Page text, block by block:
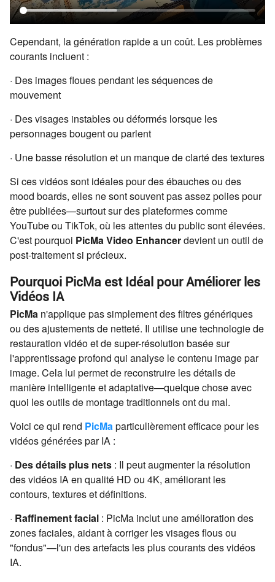
Cependant, la génération rapide a un coût. Les problèmes
courants incluent :
· Des images floues pendant les séquences de
mouvement
· Des visages instables ou déformés lorsque les
personnages bougent ou parlent
· Une basse résolution et un manque de clarté des textures
Si ces vidéos sont idéales pour des ébauches ou des
mood boards, elles ne sont souvent pas assez polies pour
être publiées—surtout sur des plateformes comme
YouTube ou TikTok, où les attentes du public sont élevées.
C'est pourquoi PicMa Video Enhancerdevient un outil de
post-traitement si précieux.
Pourquoi PicMa est Idéal pour Améliorer les
Vidéos IA
PicMa n'applique pas simplement des filtres génériques
ou des ajustements de netteté. Il utilise une technologie de
restauration vidéo et de super-résolution basée sur
l'apprentissage profond qui analyse le contenu image par
image. Cela lui permet de reconstruire les détails de
manière intelligente et adaptative—quelque chose avec
quoi les outils de montage traditionnels ont du mal.
Voici ce qui rend PicMaparticulièrement efficace pour les
vidéos générées par IA :
· Des détails plus nets : Il peut augmenter la résolution
des vidéos IA en qualité HD ou 4K, améliorant les
contours, textures et définitions.
· Raffinement facial : PicMa inclut une amélioration des
zones faciales, aidant à corriger les visages flous ou
"fondus"—l'un des artefacts les plus courants des vidéos
IA.